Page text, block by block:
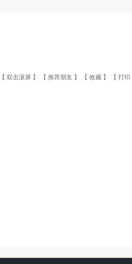
【 双击滚屏 】 【 推荐朋友 】 【 收藏 】 【 打印